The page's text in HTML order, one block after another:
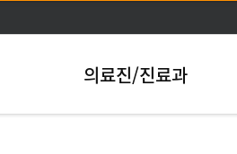
본문바로가기
의료진/진료과